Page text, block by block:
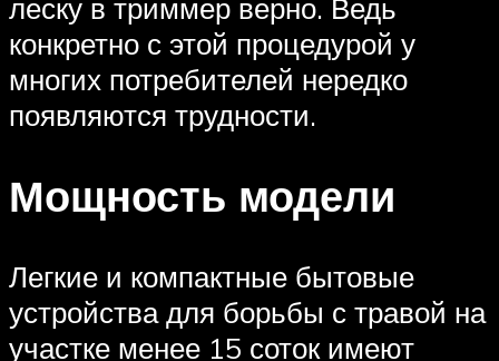
леску в триммер верно. Ведь
конкретно с этой процедурой у
многих потребителей нередко
появляются трудности.
Мощность модели
Легкие и компактные бытовые
устройства для борьбы с травой на
участке менее 15 соток имеют